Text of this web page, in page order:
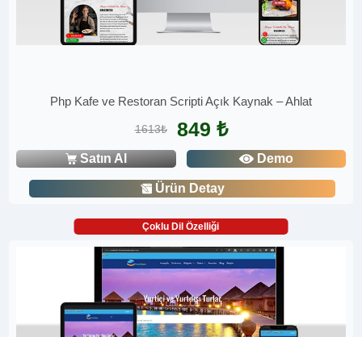
Php Kafe ve Restoran Scripti Açık Kaynak – Ahlat
1613₺ 849 ₺
Satın Al Demo
Ürün Detay
Çoklu Dil Özelliği